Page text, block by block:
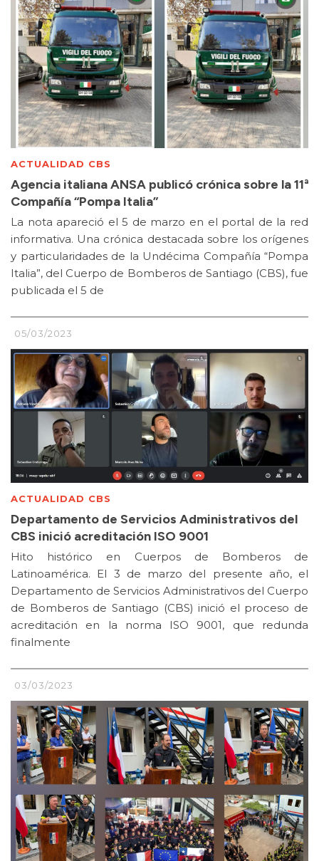
ACTUALIDAD CBS
Agencia italiana ANSA publicó crónica sobre la 11ª
Compañía “Pompa Italia”
La nota apareció el 5 de marzo en el portal de la red
informativa. Una crónica destacada sobre los orígenes
y particularidades de la Undécima Compañía “Pompa
Italia”, del Cuerpo de Bomberos de Santiago (CBS), fue
publicada el 5 de
05/03/2023
ACTUALIDAD CBS
Departamento de Servicios Administrativos del
CBS inició acreditación ISO 9001
Hito histórico en Cuerpos de Bomberos de
Latinoamérica. El 3 de marzo del presente año, el
Departamento de Servicios Administrativos del Cuerpo
de Bomberos de Santiago (CBS) inició el proceso de
acreditación en la norma ISO 9001, que redunda
finalmente
03/03/2023